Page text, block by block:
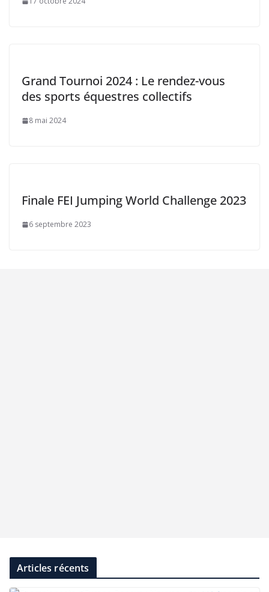
Grand Tournoi 2024 : Le rendez-vous
des sports équestres collectifs
8 mai 2024
Finale FEI Jumping World Challenge 2023
6 septembre 2023
Articles récents